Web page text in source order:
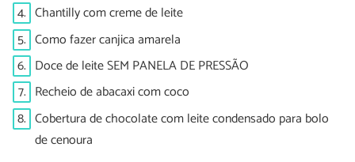
4. Chantilly com creme de leite
5. Como fazer canjica amarela
6. Doce de leite SEM PANELA DE PRESSÃO
7. Recheio de abacaxi com coco
8. Cobertura de chocolate com leite condensado para bolo
de cenoura